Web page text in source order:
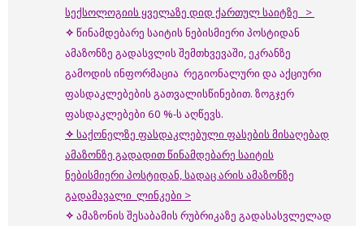
სექსოლოგიის ყველაზე დიდ ქართულ საიტზე >
✧ წინამდებარე საიტის ნებისმიერი პოსტიდან
ამაზონზე გადასვლის შემთხვევაში, ეკრანზე
გამოდის ინფორმაცია რეგიონალური და აქციური
ფასდაკლებების გათვალისწინებით. ზოგჯერ
ფასდაკლებები 60 %-ს აღწევს.
✧ საქონელზე ფასდაკლებული ფასების მისაღებად
ამაზონზე გადადით წინამდებარე საიტის
ნებისმიერი პოსტიდან, სადაც არის ამაზონზე
გადამავალი ლინკები >
✧ ამაზონის შესაბამის რუბრიკაზე გადასასვლელად